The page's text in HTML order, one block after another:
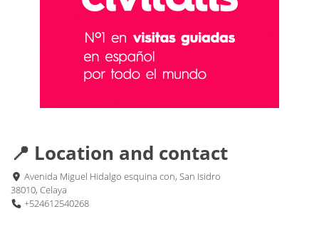
📍 Location and contact
Avenida Miguel Hidalgo esquina con, San Isidro
38010, Celaya
+524612540268